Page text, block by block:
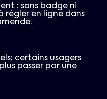
: sans badge ni
régler en ligne dans
certains usagers
passer par une